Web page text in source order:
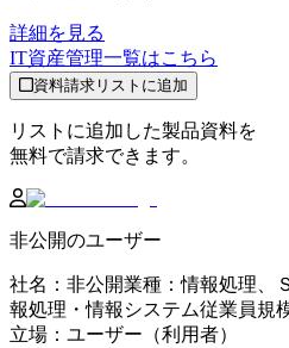
詳細を見る
IT資産管理一覧はこちら
資料請求リストに追加
リストに追加した製品資料を
無料で請求できます。
非公開のユーザー
社名 ： 非公開業種 ：情報処理、
報処理・情報システム従業員規
立場 ： ユーザー（利用者）